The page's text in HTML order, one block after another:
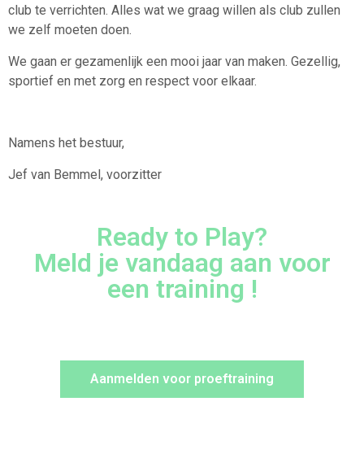
club te verrichten. Alles wat we graag willen als club zullen
we zelf moeten doen.
We gaan er gezamenlijk een mooi jaar van maken. Gezellig,
sportief en met zorg en respect voor elkaar.
Namens het bestuur,
Jef van Bemmel, voorzitter
Ready to Play?
Meld je vandaag aan voor
een training !
Aanmelden voor proeftraining